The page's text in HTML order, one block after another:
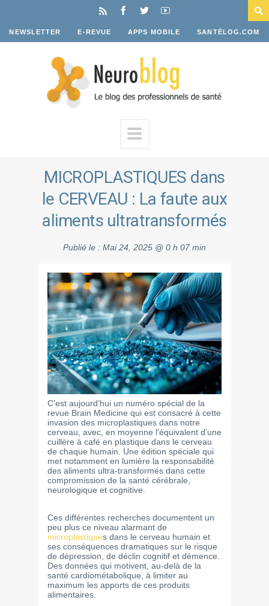
NEWSLETTER E-REVUE APPS MOBILE SANTÉLOG.COM
MICROPLASTIQUES dans
le CERVEAU : La faute aux
aliments ultratransformés
Publié le : Mai 24, 2025 @ 0 h 07 min
C’est aujourd’hui un numéro spécial de la
revue Brain Medicine qui est consacré à cette
invasion des microplastiques dans notre
cerveau, avec, en moyenne l’équivalent d’une
cuillère à café en plastique dans le cerveau
de chaque humain. Une édition spéciale qui
met notamment en lumière la responsabilité
des aliments ultra-transformés dans cette
compromission de la santé cérébrale,
neurologique et cognitive.
Ces différentes recherches documentent un
peu plus ce niveau alarmant de
microplastiques dans le cerveau humain et
ses conséquences dramatiques sur le risque
de dépression, de déclin cognitif et démence.
Des données qui motivent, au-delà de la
santé cardiométabolique, à limiter au
maximum les apports de ces produits
alimentaires.